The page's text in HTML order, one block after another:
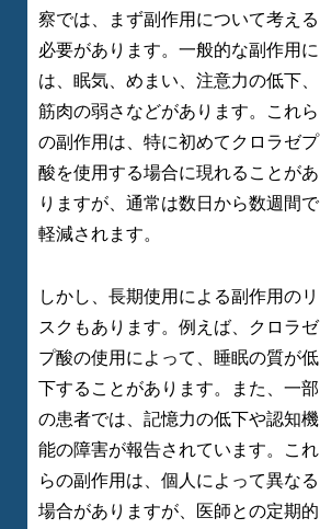
察では、まず副作用について考える
必要があります。一般的な副作用に
は、眠気、めまい、注意力の低下、
筋肉の弱さなどがあります。これら
の副作用は、特に初めてクロラゼプ
酸を使用する場合に現れることがあ
りますが、通常は数日から数週間で
軽減されます。
しかし、長期使用による副作用のリ
スクもあります。例えば、クロラゼ
プ酸の使用によって、睡眠の質が低
下することがあります。また、一部
の患者では、記憶力の低下や認知機
能の障害が報告されています。これ
らの副作用は、個人によって異なる
場合がありますが、医師との定期的